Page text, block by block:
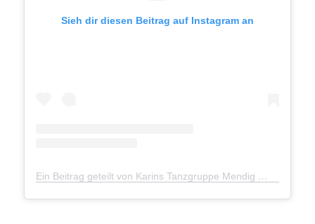
Sieh dir diesen Beitrag auf Instagram an
Ein Beitrag geteilt von Karins Tanzgruppe Mendig